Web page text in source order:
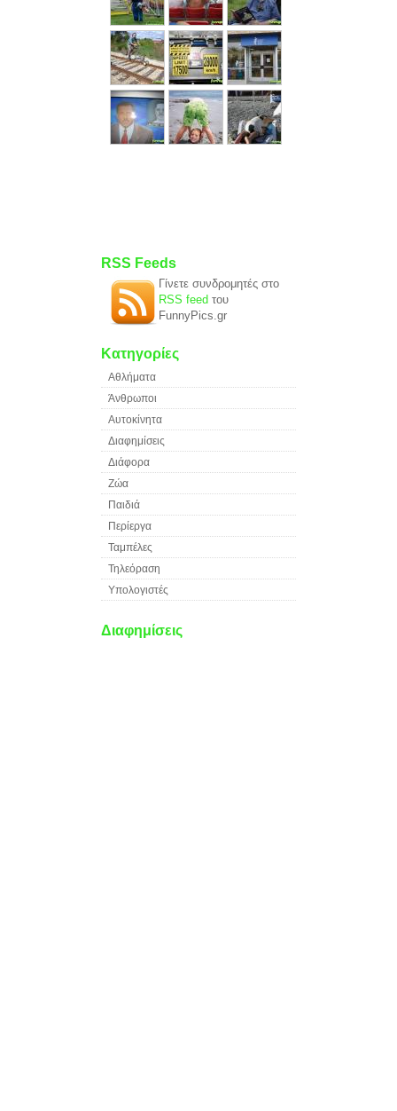
RSS Feeds
Γίνετε συνδρομητές στο
RSS feed του
FunnyPics.gr
Κατηγορίες
Αθλήματα
Άνθρωποι
Αυτοκίνητα
Διαφημίσεις
Διάφορα
Ζώα
Παιδιά
Περίεργα
Ταμπέλες
Τηλεόραση
Υπολογιστές
Διαφημίσεις